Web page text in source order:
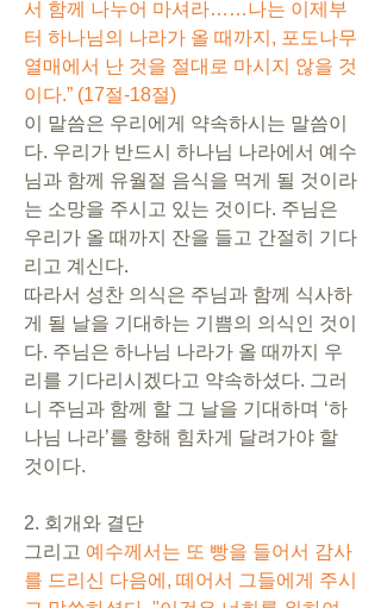
서 함께 나누어 마셔라……나는 이제부
터 하나님의 나라가 올 때까지, 포도나무
열매에서 난 것을 절대로 마시지 않을 것
이다.” (17절-18절)
이 말씀은 우리에게 약속하시는 말씀이
다. 우리가 반드시 하나님 나라에서 예수
님과 함께 유월절 음식을 먹게 될 것이라
는 소망을 주시고 있는 것이다. 주님은
우리가 올 때까지 잔을 들고 간절히 기다
리고 계신다.
따라서 성찬 의식은 주님과 함께 식사하
게 될 날을 기대하는 기쁨의 의식인 것이
다. 주님은 하나님 나라가 올 때까지 우
리를 기다리시겠다고 약속하셨다. 그러
니 주님과 함께 할 그 날을 기대하며 ‘하
나님 나라’를 향해 힘차게 달려가야 할
것이다.
2. 회개와 결단
그리고 예수께서는 또 빵을 들어서 감사
를 드리신 다음에, 떼어서 그들에게 주시